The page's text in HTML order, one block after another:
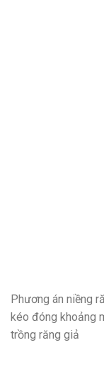
Phương án niềng
kéo đóng khoảng
trồng răng giả